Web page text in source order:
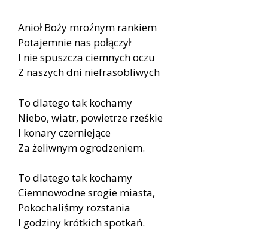
Anioł Boży mroźnym rankiem
Potajemnie nas połączył
I nie spuszcza ciemnych oczu
Z naszych dni niefrasobliwych
To dlatego tak kochamy
Niebo, wiatr, powietrze rześkie
I konary czerniejące
Za żeliwnym ogrodzeniem.
To dlatego tak kochamy
Ciemnowodne srogie miasta,
Pokochaliśmy rozstania
I godziny krótkich spotkań.